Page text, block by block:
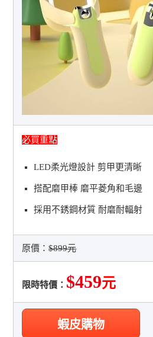
必買重點
LED柔光燈設計 剪甲更清晰
搭配磨甲棒 磨平菱角和毛邊
採用不銹鋼材質 耐磨耐輻射
原價：$899元
限時特價： $459元
蝦皮購物